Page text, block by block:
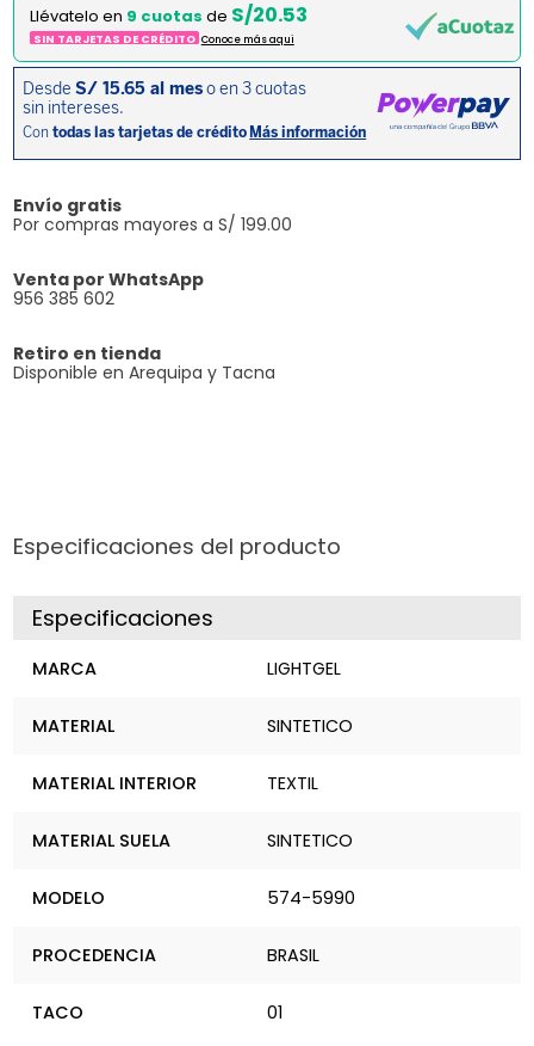
Llévatelo en 9 cuotas de S/20.53
SIN TARJETAS DE CRÉDITO Conoce más aqui
Envío gratis
Por compras mayores a S/ 199.00
Venta por WhatsApp
956 385 602
Retiro en tienda
Disponible en Arequipa y Tacna
Especificaciones del producto
Especificaciones
MARCA LIGHTGEL
MATERIAL SINTETICO
MATERIAL INTERIOR TEXTIL
MATERIAL SUELA SINTETICO
MODELO 574-5990
PROCEDENCIA BRASIL
TACO 01